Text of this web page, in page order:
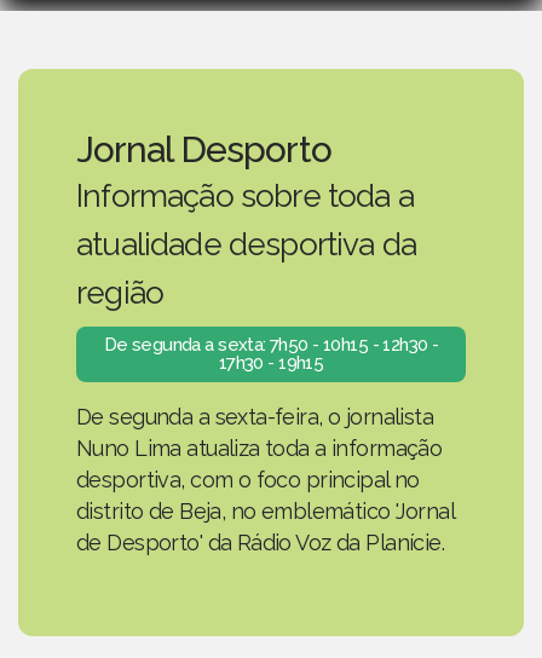
Jornal Desporto
Informação sobre toda a
atualidade desportiva da
região
De segunda a sexta: 7h50 - 10h15 - 12h30 -
17h30 - 19h15
De segunda a sexta-feira, o jornalista
Nuno Lima atualiza toda a informação
desportiva, com o foco principal no
distrito de Beja, no emblemático 'Jornal
de Desporto' da Rádio Voz da Planície.